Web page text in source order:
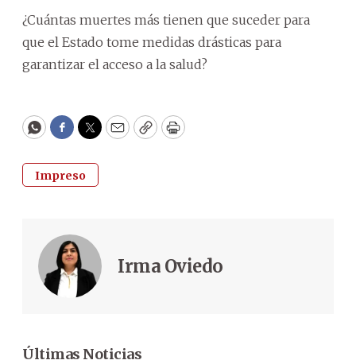
¿Cuántas muertes más tienen que suceder para
que el Estado tome medidas drásticas para
garantizar el acceso a la salud?
WhatsApp
Facebook
Twitter
EmailCopyPrint
Impreso
Irma Oviedo
Últimas Noticias